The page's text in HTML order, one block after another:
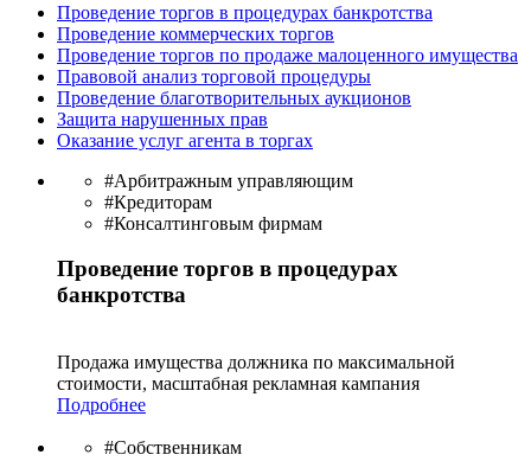
Проведение торгов в процедурах банкротства
Проведение коммерческих торгов
Проведение торгов по продаже малоценного имущества
Правовой анализ торговой процедуры
Проведение благотворительных аукционов
Защита нарушенных прав
Оказание услуг агента в торгах
#Арбитражным управляющим
#Кредиторам
#Консалтинговым фирмам
Проведение торгов в процедурах
банкротства
Продажа имущества должника по максимальной
стоимости, масштабная рекламная кампания
Подробнее
#Собственникам